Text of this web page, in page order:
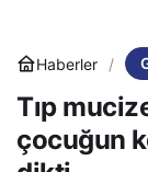
Haberler
Tıp
çocuğun